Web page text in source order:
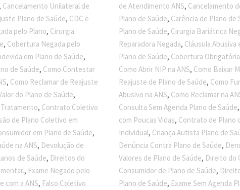
Cancelamento Unilateral de
Plano de Saúde, CDC e
pelo Plano, Cirurgia
, Cobertura Negada pelo
em Plano de Saúde,
de Saúde, Como Contestar
, Como Reclamar de Reajuste
do Plano de Saúde,
, Contrato Coletivo
de Plano Coletivo em
em Plano de Saúde,
na ANS, Devolução de
de Saúde, Direitos do
, Exame Negado pelo
com a ANS, Falso Coletivo
de Atendimento ANS, Cancelamento
Plano de Saúde, Carência de Plano de
Plano de Saúde, Cirurgia Bariátrica
Reparadora Negada, Cláusula Abusiva
Plano de Saúde, Cobertura Obrigatória
Como Abrir NIP na ANS, Como Baixar
Reajuste de Plano de Saúde, Como
Abusivo na ANS, Como Reclamar na
Consulta Sem Agenda Plano de Saúde,
com Poucas Vidas, Contrato de Plano
Individual, Criança Autista Plano de
Denúncia Contra Plano de Saúde,
Valores de Plano de Saúde, Direito do
Consumidor de Plano de Saúde,
Plano de Saúde, Exame Sem Agenda